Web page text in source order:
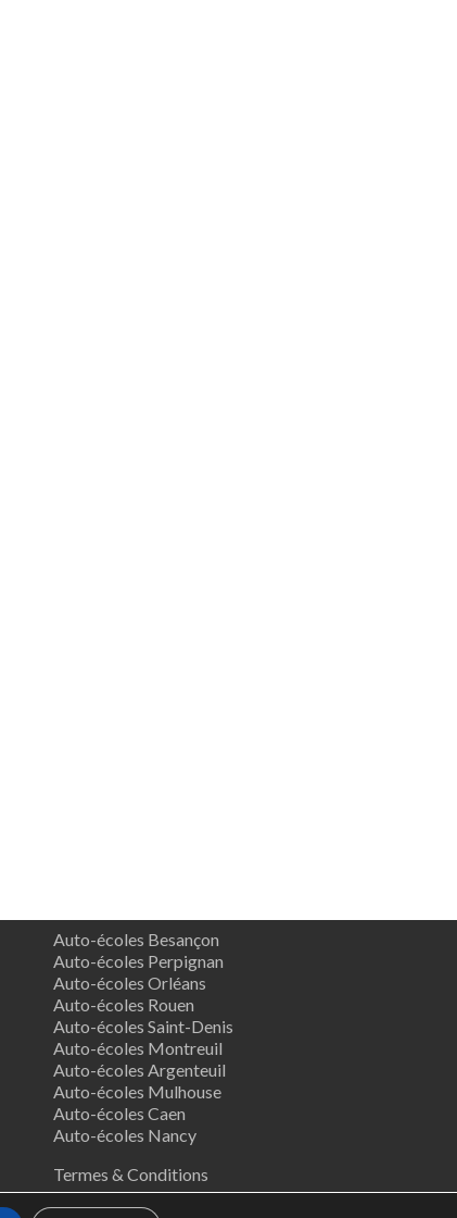
Auto-écoles Besançon
Auto-écoles Perpignan
Auto-écoles Orléans
Auto-écoles Rouen
Auto-écoles Saint-Denis
Auto-écoles Montreuil
Auto-écoles Argenteuil
Auto-écoles Mulhouse
Auto-écoles Caen
Auto-écoles Nancy
Termes & Conditions